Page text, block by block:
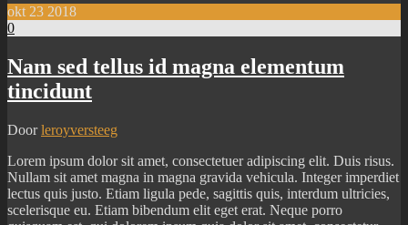
okt 23 2018
0
Nam sed tellus id magna elementum
tincidunt
Door leroyversteeg
Lorem ipsum dolor sit amet, consectetuer adipiscing elit. Duis risus.
Nullam sit amet magna in magna gravida vehicula. Integer imperdiet
lectus quis justo. Etiam ligula pede, sagittis quis, interdum ultricies,
scelerisque eu. Etiam bibendum elit eget erat. Neque porro